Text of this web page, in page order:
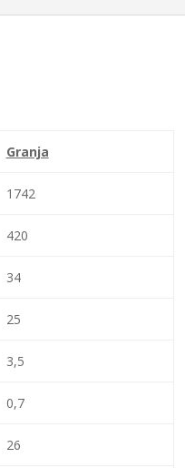
Granja
1742
420
34
25
3,5
0,7
26